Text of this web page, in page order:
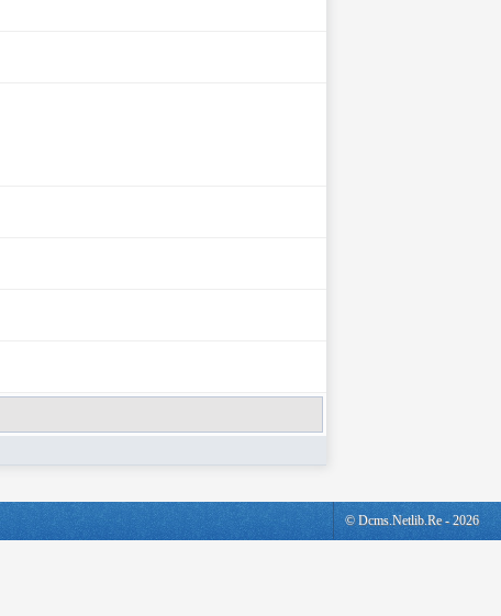
© Dcms.netlib.re - 2026